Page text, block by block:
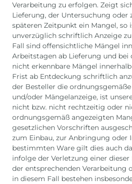
Verarbeitung zu erfolgen. Zeigt
Lieferung, der Untersuchung oder
späteren Zeitpunkt ein Mangel, so
unverzüglich schriftlich Anzeige
Fall sind offensichtliche Mängel
Arbeitstagen ab Lieferung und bei
nicht erkennbare Mängel
Frist ab Entdeckung schriftlich
der Besteller die
und/oder Mängelanzeige, ist
nicht bzw. nicht rechtzeitig oder
ordnungsgemäß angezeigten
gesetzlichen Vorschriften
zum Einbau, zur Anbringung oder
bestimmten Ware gilt dies auch
infolge der Verletzung einer
der entsprechenden Verarbeitung
in diesem Fall bestehen